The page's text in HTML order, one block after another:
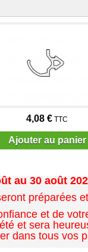
4,08 € TTC
Ajouter au panier
au 30 août
préparées
et de
et sera
dans tous vos